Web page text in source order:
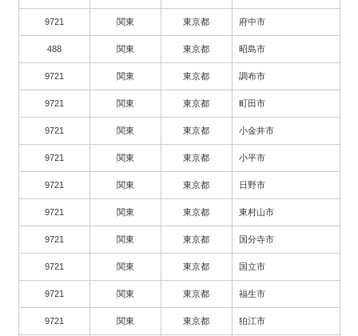
9721 関東 東京都 府中市
488 関東 東京都 昭島市
9721 関東 東京都 調布市
9721 関東 東京都 町田市
9721 関東 東京都 小金井市
9721 関東 東京都 小平市
9721 関東 東京都 日野市
9721 関東 東京都 東村山市
9721 関東 東京都 国分寺市
9721 関東 東京都 国立市
9721 関東 東京都 福生市
9721 関東 東京都 狛江市